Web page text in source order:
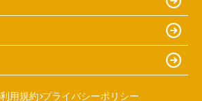
利用規約 プライバシーポリシー